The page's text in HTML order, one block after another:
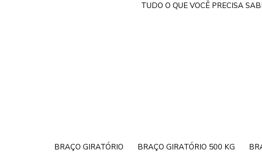
TUDO O QUE VOCÊ PRECISA
BRAÇO GIRATÓRIO BRAÇO GIRATÓRIO 500 KG